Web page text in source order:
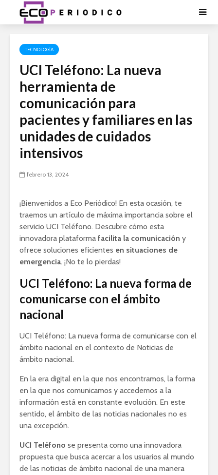
TECNOLOGÍA
UCI Teléfono: La nueva
herramienta de
comunicación para
pacientes y familiares en las
unidades de cuidados
intensivos
febrero 13, 2024
¡Bienvenidos a Eco Periódico! En esta ocasión, te
traemos un artículo de máxima importancia sobre el
servicio UCI Teléfono. Descubre cómo esta
innovadora plataforma facilita la comunicación y
ofrece soluciones eficientes en situaciones de
emergencia. ¡No te lo pierdas!
UCI Teléfono: La nueva forma de
comunicarse con el ámbito
nacional
UCI Teléfono: La nueva forma de comunicarse con el
ámbito nacional en el contexto de Noticias de
ámbito nacional.
En la era digital en la que nos encontramos, la forma
en la que nos comunicamos y accedemos a la
información está en constante evolución. En este
sentido, el ámbito de las noticias nacionales no es
una excepción.
UCI Teléfono se presenta como una innovadora
propuesta que busca acercar a los usuarios al mundo
de las noticias de ámbito nacional de una manera